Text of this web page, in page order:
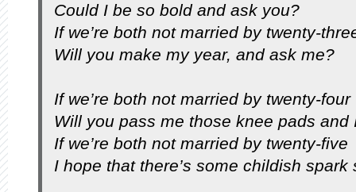
Could I be so bold and ask you?
If we’re both not married by twenty-
Will you make my year, and ask me?
If we’re both not married by twenty-four
Will you pass me those knee pads and
If we’re both not married by twenty-five
I hope that there’s some childish spark